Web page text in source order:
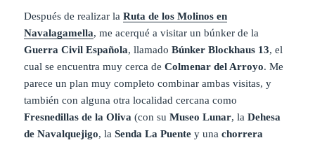
Después de realizar laRuta de los Molinos en
Navalagamella, me acerqué a visitar un búnker de la
Guerra Civil Española, llamadoBúnker Blockhaus 13, el
cual se encuentra muy cerca deColmenar del Arroyo. Me
parece un plan muy completo combinar ambas visitas, y
también con alguna otra localidad cercana como
Fresnedillas de la Oliva (con suMuseo Lunar, laDehesa
de Navalquejigo, laSenda La Puentey unachorrera